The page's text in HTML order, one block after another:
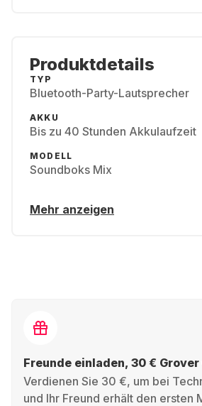
Produktdetails
TYP
Bluetooth-Party-Lautsprecher
AKKU
Bis zu 40 Stunden Akkulaufzeit
MODELL
Soundboks Mix
Mehr anzeigen
Freunde einladen, 30 €
Verdienen Sie 30 €, um bei
und Ihr Freund erhält den ersten